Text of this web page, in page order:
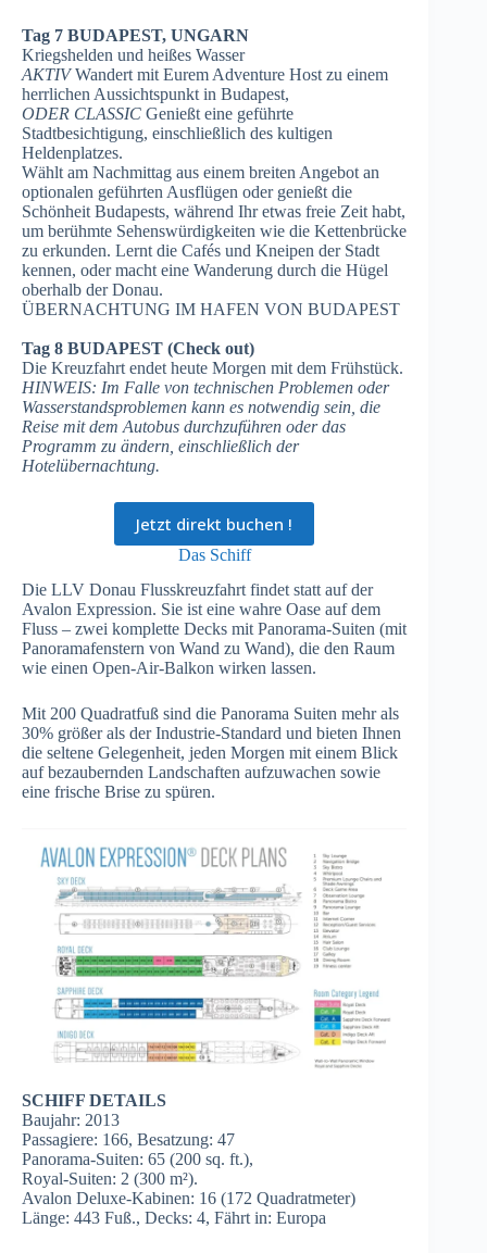
Tag 7 BUDAPEST, UNGARN
Kriegshelden und heißes Wasser
AKTIVWandert mit Eurem Adventure Host zu einem
herrlichen Aussichtspunkt in Budapest,
ODER CLASSIC Genießt eine geführte
Stadtbesichtigung, einschließlich des kultigen
Heldenplatzes.
Wählt am Nachmittag aus einem breiten Angebot an
optionalen geführten Ausflügen oder genießt die
Schönheit Budapests, während Ihr etwas freie Zeit habt,
um berühmte Sehenswürdigkeiten wie die Kettenbrücke
zu erkunden. Lernt die Cafés und Kneipen der Stadt
kennen, oder macht eine Wanderung durch die Hügel
oberhalb der Donau.
ÜBERNACHTUNG IM HAFEN VON BUDAPEST
Tag 8 BUDAPEST (Check out)
Die Kreuzfahrt endet heute Morgen mit dem Frühstück.
HINWEIS: Im Falle von technischen Problemen oder
Wasserstandsproblemen kann es notwendig sein, die
Reise mit dem Autobus durchzuführen oder das
Programm zu ändern, einschließlich der
Hotelübernachtung.
Jetzt direkt buchen !
Das Schiff
Die LLV Donau Flusskreuzfahrt findet statt auf der
Avalon Expression. Sie ist eine wahre Oase auf dem
Fluss – zwei komplette Decks mit Panorama-Suiten (mit
Panoramafenstern von Wand zu Wand), die den Raum
wie einen Open-Air-Balkon wirken lassen.
Mit 200 Quadratfuß sind die Panorama Suiten mehr als
30% größer als der Industrie-Standard und bieten Ihnen
die seltene Gelegenheit, jeden Morgen mit einem Blick
auf bezaubernden Landschaften aufzuwachen sowie
eine frische Brise zu spüren.
SCHIFF DETAILS
Baujahr: 2013
Passagiere: 166, Besatzung: 47
Panorama-Suiten: 65 (200 sq. ft.),
Royal-Suiten: 2 (300 m²).
Avalon Deluxe-Kabinen: 16 (172 Quadratmeter)
Länge: 443 Fuß., Decks: 4, Fährt in: Europa